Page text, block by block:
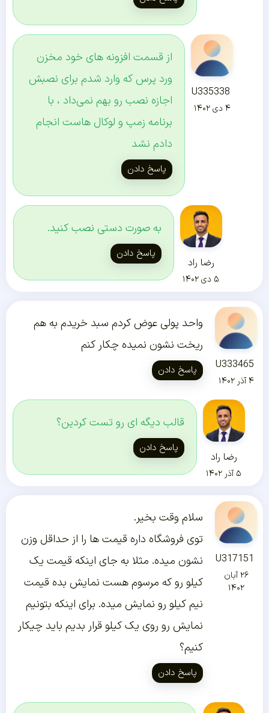
U335338
۴ دی ۱۴۰۲
از قسمت افزونه های خود مخزن
ورد پرس که وارد شدم برای نصبش
اجازه نصب رو بهم نمی‌داد ، با
برنامه زمپ و لوکال هاست انجام
دادم نشد
پاسخ دادن
رضا راد
۵ دی ۱۴۰۲
به صورت دستی نصب کنید.
پاسخ دادن
U333465
۴ آذر ۱۴۰۲
واحد پولی عوض کردم سبد خریدم به هم
ریخت نشون نمیده چکار کنم
پاسخ دادن
رضا راد
۵ آذر ۱۴۰۲
قالب دیگه ای رو تست کردین؟
پاسخ دادن
U317151
۲۶ آبان
۱۴۰۲
سلام وقت بخیر.
توی فروشگاه داره قیمت ها را از حداقل وزن
نشون میده. مثلا به جای اینکه قیمت یک
کیلو رو که مرسوم هست نمایش بده قیمت
نیم کیلو رو نمایش میده. برای اینکه بتونیم
نمایش رو روی یک کیلو قرار بدیم باید چیکار
کنیم؟
پاسخ دادن